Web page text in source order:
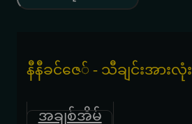
နီနီခင်ဇေ် - သီချင်းအားလုံး
အချစ်အိမ်